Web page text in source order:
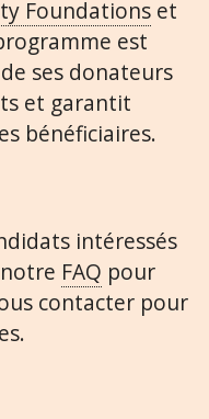
Foundations et
est
ses donateurs
et garantit
bénéficiaires.
intéressés
FAQ pour
contacter pour